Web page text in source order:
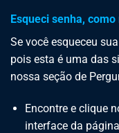
Esqueci senha,
Se você esqueceu
pois esta é uma das
nossa seção de
Encontre e clique
interface da